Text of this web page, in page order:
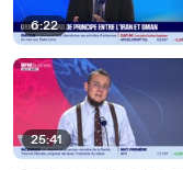
6:22
25:41